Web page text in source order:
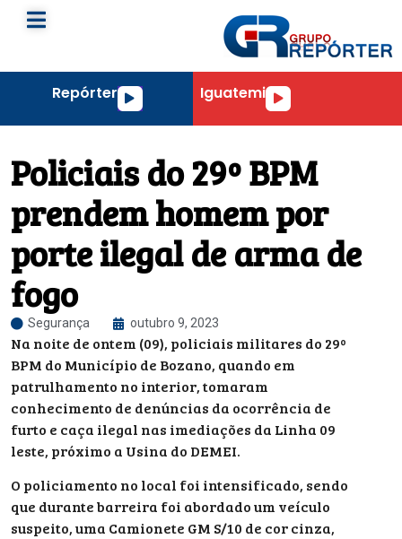
RepórterTocador
IguatemiTocador
Policiais do 29º BPM
prendem homem por
porte ilegal de arma de
fogo
Segurança outubro 9, 2023
Na noite de ontem (09), policiais militares do 29º
BPM do Município de Bozano, quando em
patrulhamento no interior, tomaram
conhecimento de denúncias da ocorrência de
furto e caça ilegal nas imediações da Linha 09
leste, próximo a Usina do DEMEI.
O policiamento no local foi intensificado, sendo
que durante barreira foi abordado um veículo
suspeito, uma Camionete GM S/10 de cor cinza,